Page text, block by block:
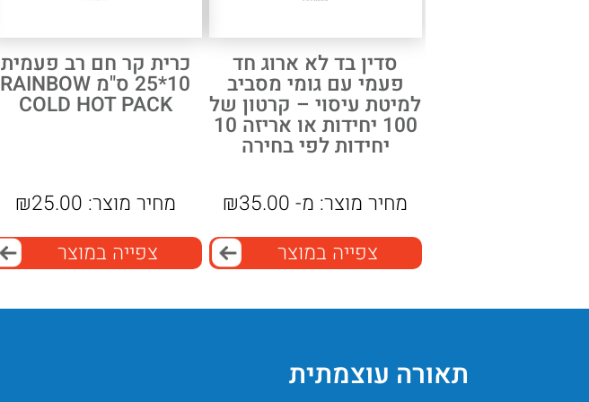
סדין בד לא ארוג חד
פעמי עם גומי מסביב
למיטת עיסוי – קרטון של
100 יחידות או אריזה 10
יחידות לפי בחירה
מחיר מוצר: מ- ₪35.00
צפייה במוצר
כרית קר חם רב פעמית
10*25 ס"מ RAINBOW
COLD HOT PACK
מחיר מוצר: ₪25.00
צפייה במוצר
תאורה עוצמתית